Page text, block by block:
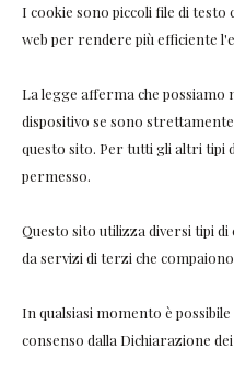
I cookie sono piccoli file di testo
web per rendere più efficiente
La legge afferma che
dispositivo se sono
questo sito. Per tutti gli altri tipi
permesso.
Questo sito utilizza diversi tipi
da servizi di terzi che
In qualsiasi momento è
consenso dalla Dichiarazione